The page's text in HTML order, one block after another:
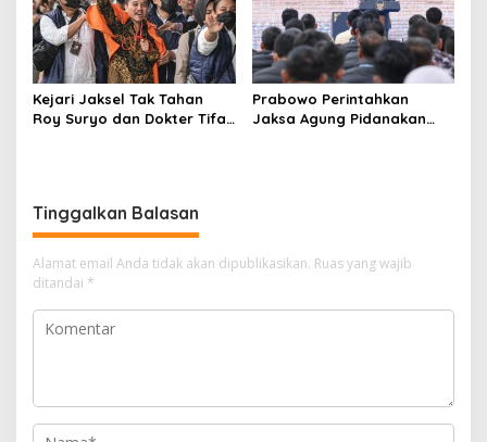
Kejari Jaksel Tak Tahan
Roy Suryo dan Dokter Tifa,
Prabowo Perintahkan
Jaksa Agung Pidanakan
Tinggalkan Balasan
Alamat email Anda tidak akan dipublikasikan. Ruas yang wajib
ditandai *